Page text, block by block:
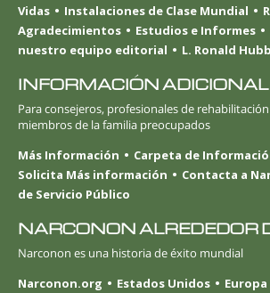
Vidas
Instalaciones de Clase Mundial
Agradecimientos
Estudios e Informes
nuestro equipo editorial
L. Ronald
INFORMACIÓN ADICIONAL
Para consejeros, profesionales de
miembros de la familia preocupados
Más Información
Carpeta de
Solicita Más información
Contacta a
de Servicio Público
NARCONON ALREDEDOR
Narconon es una historia de éxito mundial
Narconon.org
Estados Unidos Europa